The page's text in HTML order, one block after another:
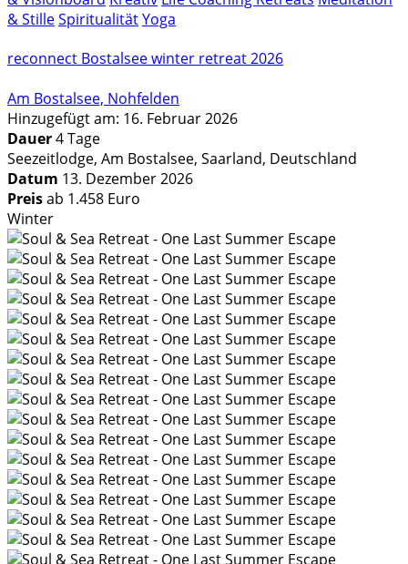
& StilleSpiritualitätYoga
reconnect Bostalsee winter retreat 2026
Am Bostalsee, Nohfelden
Hinzugefügt am: 16. Februar 2026
Dauer4 Tage
Seezeitlodge, Am Bostalsee, Saarland, Deutschland
Datum 13. Dezember 2026
Preisab 1.458 Euro
Winter